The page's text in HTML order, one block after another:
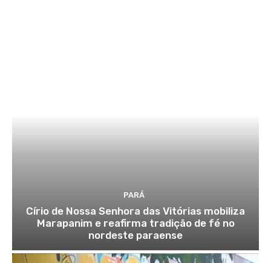
PARÁ
Círio de Nossa Senhora das Vitórias mobiliza
Marapanim e reafirma tradição de fé no
nordeste paraense